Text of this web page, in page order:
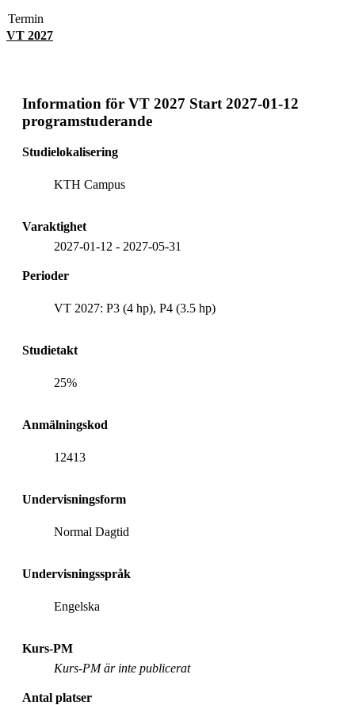
Termin
VT 2027
Information för VT 2027 Start 2027-01-12
programstuderande
Studielokalisering
KTH Campus
Varaktighet
2027-01-12 - 2027-05-31
Perioder
VT 2027: P3 (4 hp), P4 (3.5 hp)
Studietakt
25%
Anmälningskod
12413
Undervisningsform
Normal Dagtid
Undervisningsspråk
Engelska
Kurs-PM
Kurs-PM är inte publicerat
Antal platser